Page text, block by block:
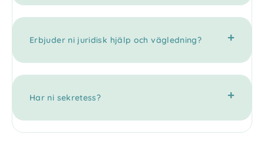
Erbjuder ni juridisk hjälp och vägledning?
Har ni sekretess?